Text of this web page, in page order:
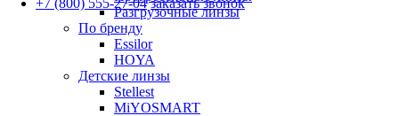
Разгрузочные линзы
По бренду
Essilor
HOYA
Детские линзы
Stellest
MiYOSMART
+7 (800) 555-27-04 заказать звонок